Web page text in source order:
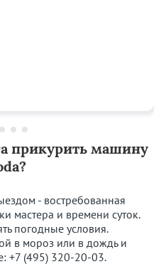
прикурить машину
- востребованная
мастера и времени суток.
погодные условия.
в мороз или в дождь и
+7 (495) 320-20-03.